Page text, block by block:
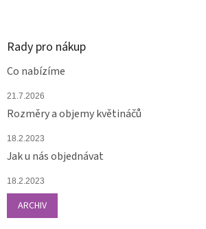
Rady pro nákup
Co nabízíme
21.7.2026
Rozměry a objemy květináčů
18.2.2023
Jak u nás objednávat
18.2.2023
ARCHIV